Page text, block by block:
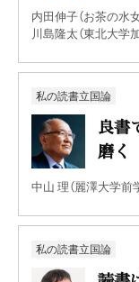
内田伸子（お茶の水
川島隆太（東北大学
私の読書立国論
良書
磨く
中山 理（麗澤大学前
私の読書立国論